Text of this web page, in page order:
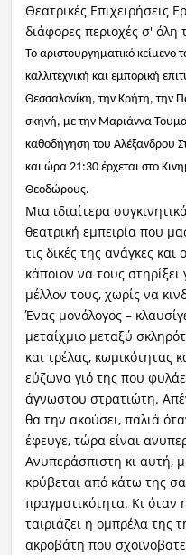
Θεατρικές Επιχειρήσεις
διάφορες περιοχές σ' όλη
Το αριστουργηματικό
καλλιτεχνική και εμπορική
Θεσσαλονίκη, την Κρήτη, την
σκηνή, με την Μαριάννα
καθοδήγηση του Αλέξανδρου
και ώρα 21:30 έρχεται στο
Θεοδώρους.
Μια ιδιαίτερα
θεατρική εμπειρία που
τις δικές της ανάγκες και
κάποιον να τους
μέλλον τους, χωρίς να
Ένας μονόλογος –
μεταίχμιο μεταξύ
και τρέλας, κωμικότητας
εύζωνα γιό της που
άγνωστου στρατιώτη.
θα την ακούσει, παλιά
έφευγε, τώρα είναι
Ανυπεράσπιστη κι αυτή,
κρύβεται από κάτω της
πραγματικότητα. Κι όταν
ταιριάζει η ομπρέλα της
ακροβάτη που